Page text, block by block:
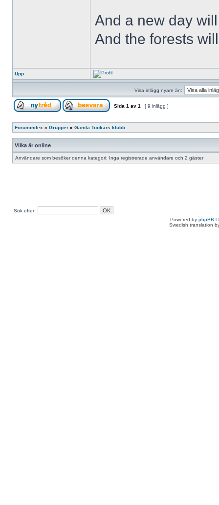
And a new day
And the forests
Upp
Visa inlägg nyare än:
Sida 1 av 1 [ 9 inlägg ]
Forumindex » Grupper » Gamla Tookars klubb
Vilka är online
Användare som besöker denna kategori: Inga registrerade användare och 2 gäster
Sök efter:
Powered by phpBB
Swedish translation